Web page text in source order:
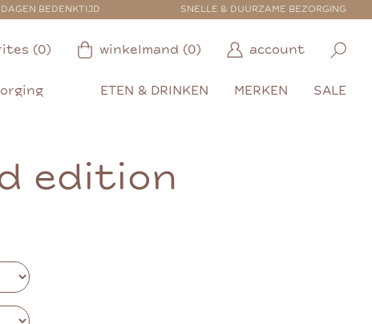
DAGEN BEDENKTIJD SNELLE & DUURZAME BEZORGING
(0) winkelmand (0) account
ETEN & DRINKEN MERKEN SALE
edition